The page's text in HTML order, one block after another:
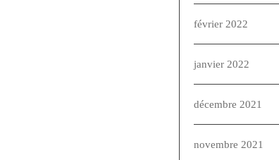
février 2022
janvier 2022
décembre 2021
novembre 2021